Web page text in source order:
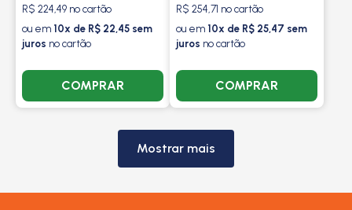
R$ 224,49 no cartão
ou em 10x de R$ 22,45 sem
juros no cartão
COMPRAR
R$ 254,71 no cartão
ou em 10x de R$ 25,47 sem
juros no cartão
COMPRAR
Mostrar mais